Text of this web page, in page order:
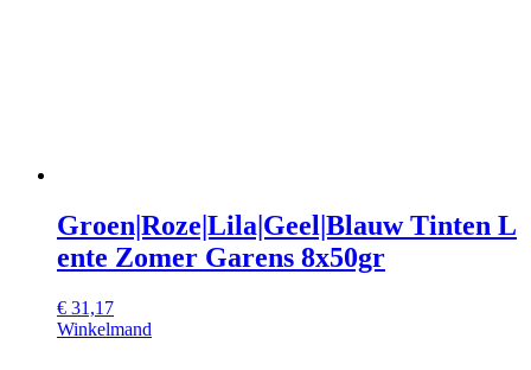
Groen|Roze|Lila|Geel|Blauw Tinten L
ente Zomer Garens 8x50gr
€ 31,17
Winkelmand